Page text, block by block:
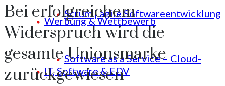
Werbung & Wettbewerb
IT, Software & EDV
Scrum | agile Softwareentwicklung
Software as a Service – Cloud-
Bei erfolgreichem
Widerspruch wird die
gesamte Unionsmarke
zurückgewiesen